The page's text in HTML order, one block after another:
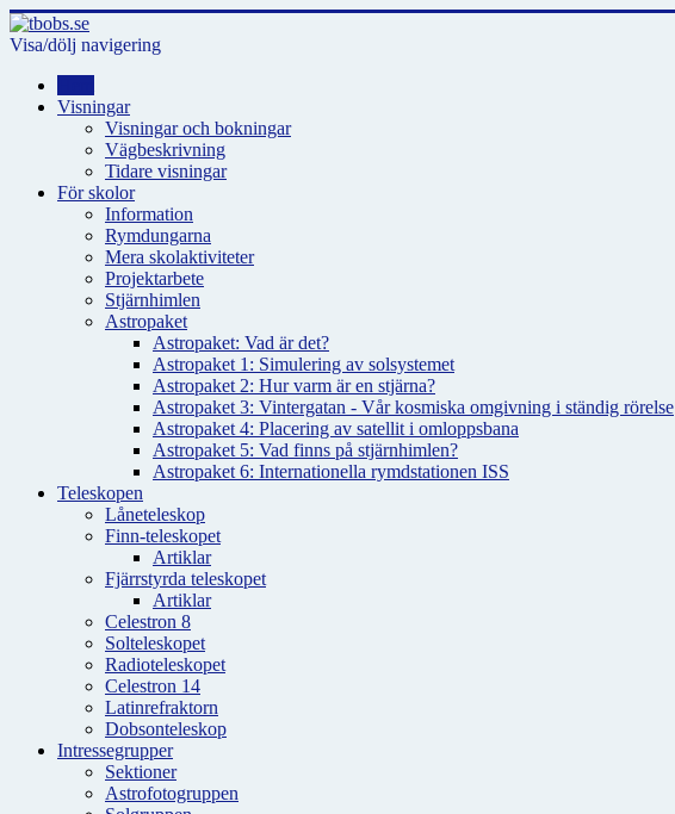
Visa/dölj navigering
Visningar
Visningar och bokningar
Vägbeskrivning
Tidare visningar
För skolor
Information
Rymdungarna
Mera skolaktiviteter
Projektarbete
Stjärnhimlen
Astropaket
Astropaket: Vad är det?
Astropaket 1: Simulering av solsystemet
Astropaket 2: Hur varm är en stjärna?
Astropaket 3: Vintergatan - Vår kosmiska omgivning i ständig rörelse
Astropaket 4: Placering av satellit i omloppsbana
Astropaket 5: Vad finns på stjärnhimlen?
Astropaket 6: Internationella rymdstationen ISS
Teleskopen
Låneteleskop
Finn-teleskopet
Artiklar
Fjärrstyrda teleskopet
Artiklar
Celestron 8
Solteleskopet
Radioteleskopet
Celestron 14
Latinrefraktorn
Dobsonteleskop
Intressegrupper
Sektioner
Astrofotogruppen